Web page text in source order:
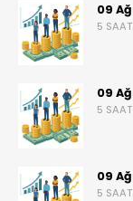
09
5
09
5
09
5